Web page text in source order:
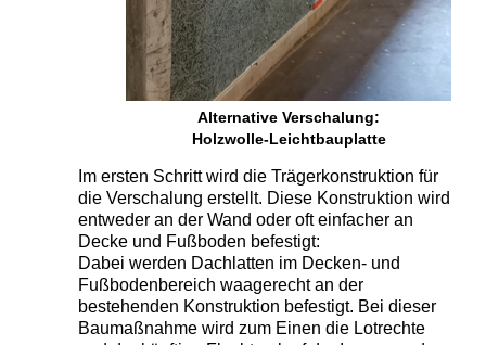
Alternative Verschalung:
Holzwolle-Leichtbauplatte
Im ersten Schritt wird die Trägerkonstruktion für
die Verschalung erstellt. Diese Konstruktion wird
entweder an der Wand oder oft einfacher an
Decke und Fußboden befestigt:
Dabei werden Dachlatten im Decken- und
Fußbodenbereich waagerecht an der
bestehenden Konstruktion befestigt. Bei dieser
Baumaßnahme wird zum Einen die Lotrechte